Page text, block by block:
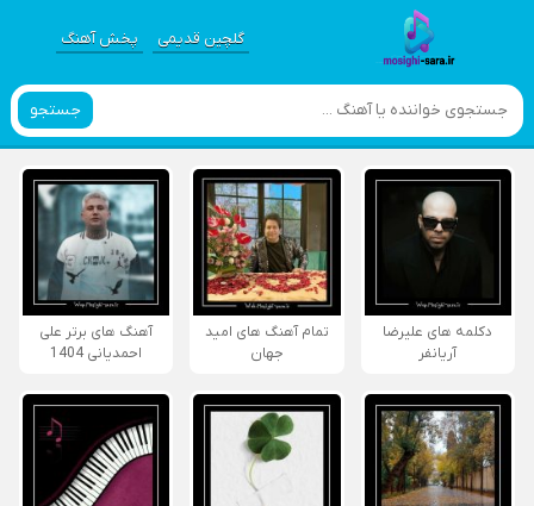
گلچین قدیمی پخش آهنگ
جستجو
دکلمه های علیرضا
آریانفر
تمام آهنگ های امید
جهان
آهنگ های برتر علی
احمدیانی 1404